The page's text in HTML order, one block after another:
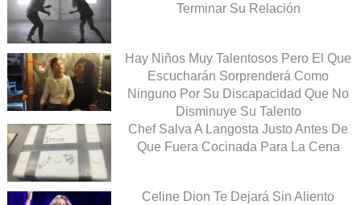
Terminar Su Relación
Hay Niños Muy Talentosos Pero El Que
Escucharán Sorprenderá Como
Ninguno Por Su Discapacidad Que No
Disminuye Su Talento
Chef Salva A Langosta Justo Antes De
Que Fuera Cocinada Para La Cena
Celine Dion Te Dejará Sin Aliento